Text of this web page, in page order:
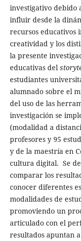
investigativo debido
influir desde la
recursos educativos
creatividad y los
la presente
educativas del
estudiantes
alumnado sobre el
del uso de las
investigación se
(modalidad a
profesores y 95
y de la maestría en
cultura digital. Se
comparar los
conocer diferentes
modalidades de
promoviendo un
articulado con el
resultados apuntan